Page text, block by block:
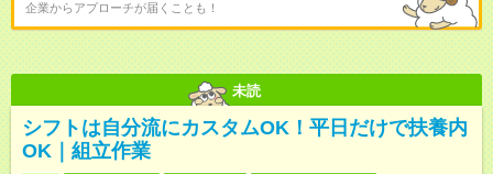
企業からアプローチが届くことも！
未読
シフトは自分流にカスタムOK！平日だけで扶養内
OK｜組立作業